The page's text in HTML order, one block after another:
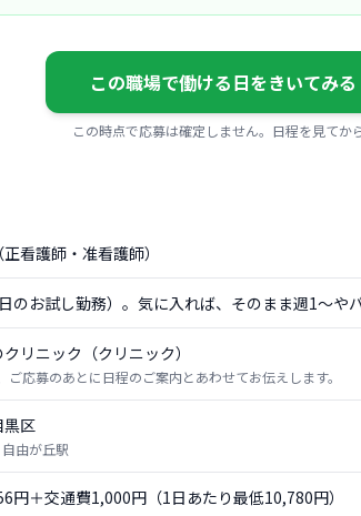
この職場で働ける日をきいてみる
この時点で応募は確定しません。日程を見てか
看護師・准看護師）
のお試し勤務）。気に入れば、そのまま週1〜や
リニック（クリニック）
ご応募のあとに日程のご案内とあわせてお伝えします。
黒区
由が丘駅
円＋交通費1,000円（1日あたり最低10,780円）